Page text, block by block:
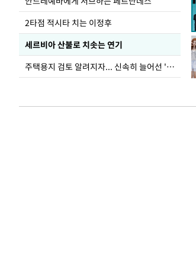
2타점 적시타 치는 이정후
세르비아 산불로 치솟는 연기
주택용지 검토 알려지자... 신속히 늘어선 '근조화환'